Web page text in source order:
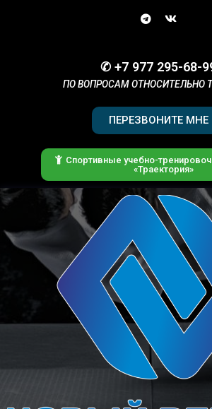
✆ +7 977 295-68-
ПО ВОПРОСАМ ОТНОСИТЕЛЬНО
ПЕРЕЗВОНИТЕ МНЕ
Спортивные учебно-
«Траектория»